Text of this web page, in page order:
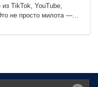
TikTok, YouTube,
не просто милота —...